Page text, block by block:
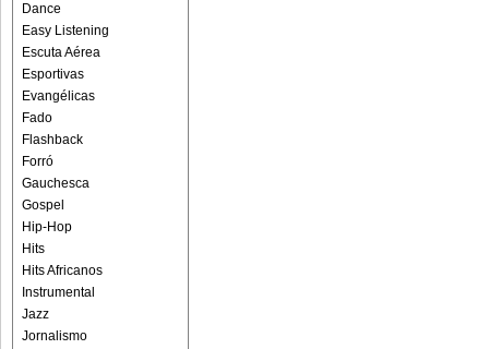
Dance
Easy Listening
Escuta Aérea
Esportivas
Evangélicas
Fado
Flashback
Forró
Gauchesca
Gospel
Hip-Hop
Hits
Hits Africanos
Instrumental
Jazz
Jornalismo